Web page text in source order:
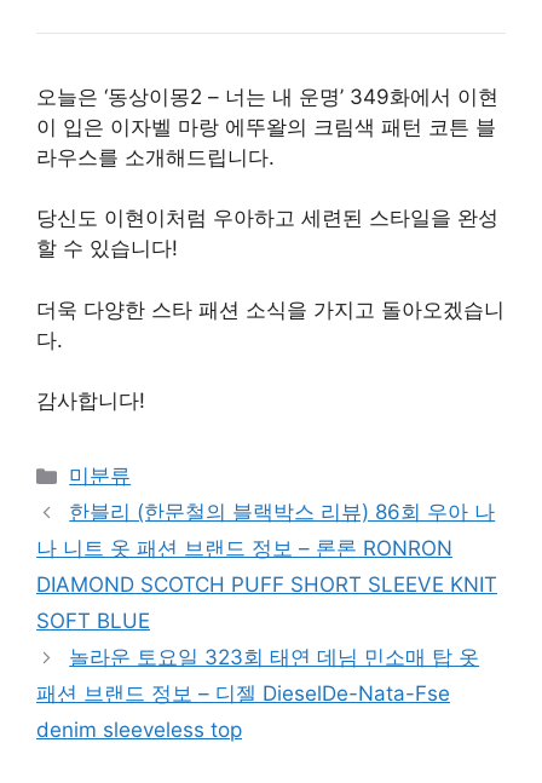
오늘은 ‘동상이몽2 – 너는 내 운명’ 349화에서 이현
이 입은 이자벨 마랑 에뚜왈의 크림색 패턴 코튼 블
라우스를 소개해드립니다.
당신도 이현이처럼 우아하고 세련된 스타일을 완성
할 수 있습니다!
더욱 다양한 스타 패션 소식을 가지고 돌아오겠습니
다.
감사합니다!
Categories
미분류
한블리 (한문철의 블랙박스 리뷰) 86회 우아 나
나 니트 옷 패션 브랜드 정보 – 론론 RONRON
DIAMOND SCOTCH PUFF SHORT SLEEVE KNIT
SOFT BLUE
놀라운 토요일 323회 태연 데님 민소매 탑 옷
패션 브랜드 정보 – 디젤 DieselDe-Nata-Fse
denim sleeveless top